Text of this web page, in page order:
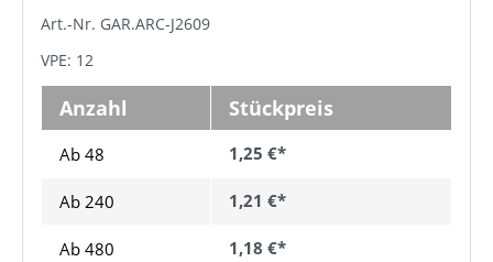
Art.-Nr. GAR.ARC-J2609
VPE: 12
Anzahl Stückpreis
Ab 48 1,25 €*
Ab 240 1,21 €*
Ab 480 1,18 €*